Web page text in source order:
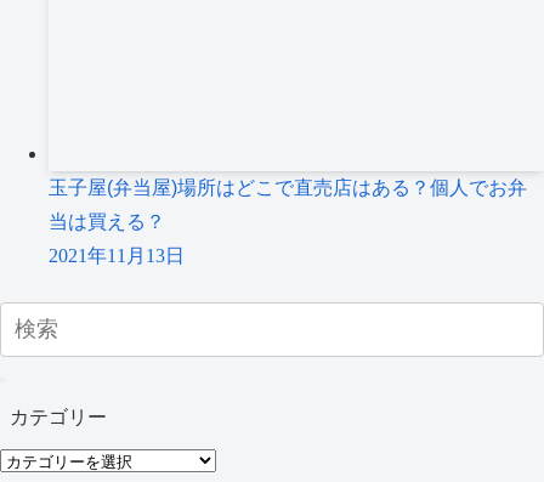
玉子屋(弁当屋)場所はどこで直売店はある？個人でお弁
当は買える？
2021年11月13日
カテゴリー
カ